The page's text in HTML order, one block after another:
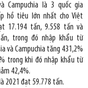
Campuchia là 3 quốc gia
hồ tiêu lớn nhất cho Việt
17.194 tấn, 9.558 tấn và
trong đó nhập khẩu từ
và Campuchia tăng 431,2%
trong khi đó nhập khẩu từ
42,4%.
2021 đạt 59.778 tấn.